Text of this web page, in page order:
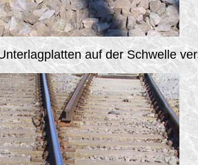
auf der Schwelle